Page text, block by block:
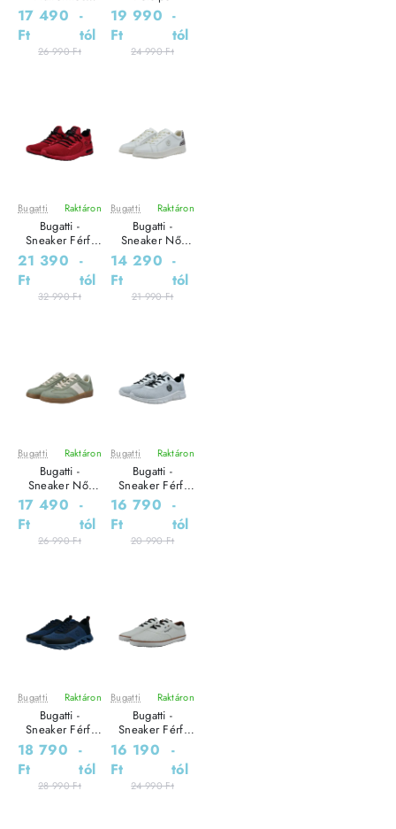
Sneaker Női
utcai cipő
17 490
Ft
-
tól
26 990 Ft
19 990
Ft
-
tól
24 990 Ft
Leárazás
Bugatti Raktáron
Bugatti -
Sneaker Férfi
utcai cipő
21 390
Ft
-
tól
32 990 Ft
Leárazás
Bugatti Raktáron
Bugatti -
Sneaker Női
utcai cipő
14 290
Ft
-
tól
21 990 Ft
Leárazás
Bugatti Raktáron
Bugatti -
Sneaker Női
utcai cipő
17 490
Ft
-
tól
26 990 Ft
Leárazás
Bugatti Raktáron
Bugatti -
Sneaker Férfi
utcai cipő
16 790
Ft
-
tól
20 990 Ft
Leárazás
Bugatti Raktáron
Bugatti -
Sneaker Férfi
utcai cipő
18 790
Ft
-
tól
28 990 Ft
Leárazás
Bugatti Raktáron
Bugatti -
Sneaker Férfi
utcai cipő
16 190
Ft
-
tól
24 990 Ft